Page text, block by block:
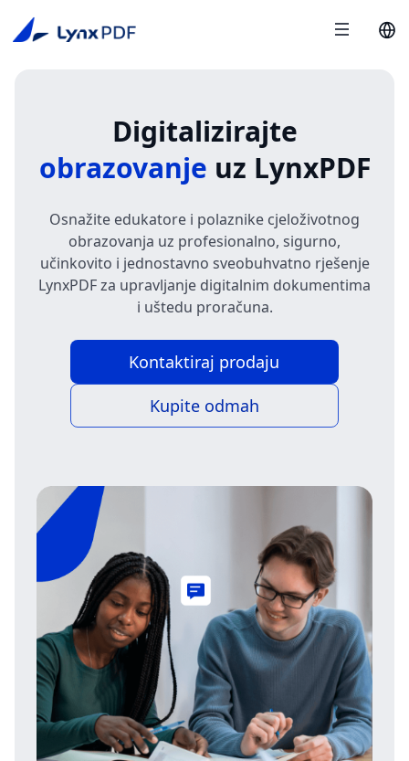
Digitalizirajte
obrazovanje uz LynxPDF
Osnažite edukatore i polaznike cjeloživotnog
obrazovanja uz profesionalno, sigurno,
učinkovito i jednostavno sveobuhvatno rješenje
LynxPDF za upravljanje digitalnim dokumentima
i uštedu proračuna.
Kontaktiraj prodaju
Kupite odmah